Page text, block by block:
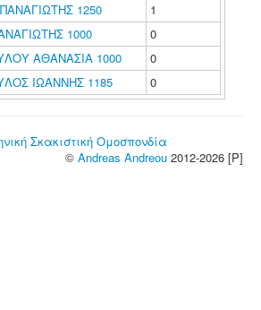
1250
1
1000
0
ΑΘΑΝΑΣΙΑ 1000
0
ΙΩΑΝΝΗΣ 1185
0
Σκακιστική Ομοσπονδία
© Andreas Andreou 2012-2026 [P]